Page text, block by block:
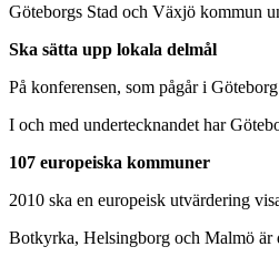
Göteborgs Stad och Växjö kommun
Ska sätta upp lokala delmål
På konferensen, som pågår i
I och med undertecknandet har
107 europeiska kommuner
2010 ska en europeisk utvärdering
Botkyrka, Helsingborg och Malmö är